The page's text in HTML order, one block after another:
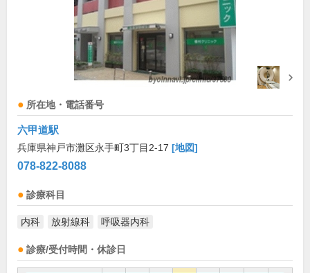
所在地・電話番号
六甲道駅
兵庫県神戸市灘区永手町3丁目2-17 [地図]
078-822-8088
診療科目
内科 放射線科 呼吸器内科
診療/受付時間・休診日